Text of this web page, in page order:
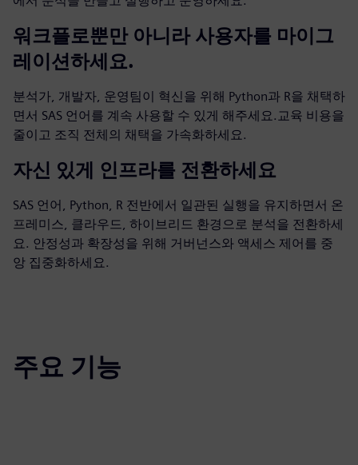
워크플로뿐만 아니라 사용자를 마이그
레이션하세요.
분석가, 개발자, 운영팀이 혁신을 위해 Python과 R을 채택하
면서 SAS 언어를 계속 사용할 수 있게 해주세요.교육 비용을
줄이고 조직 전체의 채택을 가속화하세요.
자신 있게 인프라를 전환하세요
SAS 언어, Python, R 전반에서 일관된 실행을 유지하면서 온
프레미스, 클라우드, 하이브리드 환경으로 분석을 전환하세
요. 안정성과 확장성을 위해 거버넌스와 액세스 제어를 중
앙 집중화하세요.
주요 기능